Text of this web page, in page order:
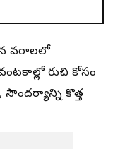
వరాలలో
రుచి కోసం
కొత్త